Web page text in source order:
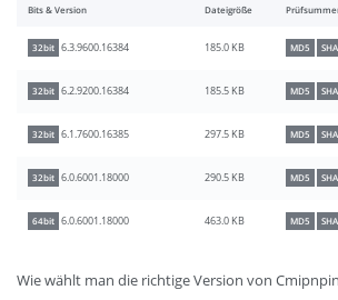
Bits & Version Dateigröße
32bit 6.3.9600.16384 185.0 KB MD5
32bit 6.2.9200.16384 185.5 KB MD5
32bit 6.1.7600.16385 297.5 KB MD5
32bit 6.0.6001.18000 290.5 KB MD5
64bit 6.0.6001.18000 463.0 KB MD5
Wie wählt man die richtige Version von